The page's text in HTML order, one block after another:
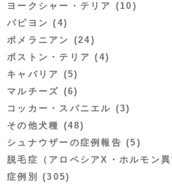
ヨークシャー・テリア (10)
パピヨン (4)
ポメラニアン (24)
ボストン・テリア (4)
キャバリア (5)
マルチーズ (6)
コッカー・スパニエル (3)
その他犬種 (48)
シュナウザーの症例報告 (5)
脱毛症（アロペシアX・ホルモン
症例別 (305)